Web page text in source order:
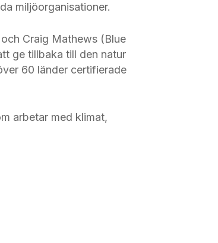
miljöorganisationer.
Craig Mathews (Blue
ge tillbaka till den natur
60 länder certifierade
arbetar med klimat,